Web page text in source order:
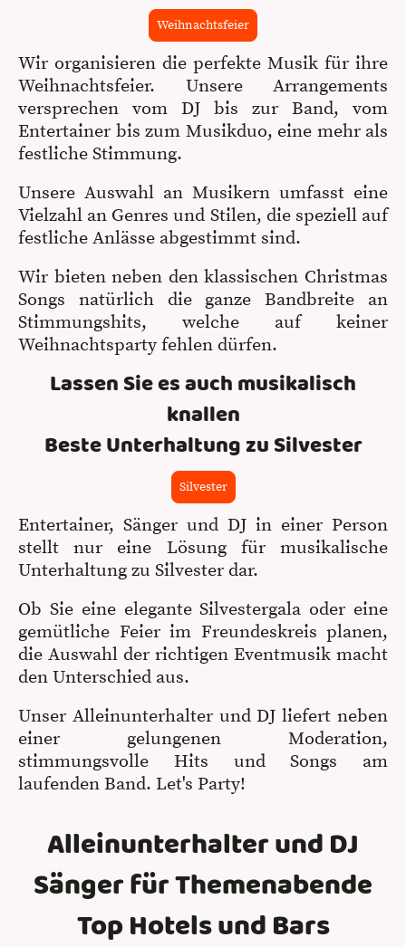
Weihnachtsfeier
Wir organisieren die perfekte Musik für ihre
Weihnachtsfeier. Unsere Arrangements
versprechen vom DJ bis zur Band, vom
Entertainer bis zum Musikduo, eine mehr als
festliche Stimmung.
Unsere Auswahl an Musikern umfasst eine
Vielzahl an Genres und Stilen, die speziell auf
festliche Anlässe abgestimmt sind.
Wir bieten neben den klassischen Christmas
Songs natürlich die ganze Bandbreite an
Stimmungshits, welche auf keiner
Weihnachtsparty fehlen dürfen.
Lassen Sie es auch musikalisch
knallen
Beste Unterhaltung zu Silvester
Silvester
Entertainer, Sänger und DJ in einer Person
stellt nur eine Lösung für musikalische
Unterhaltung zu Silvester dar.
Ob Sie eine elegante Silvestergala oder eine
gemütliche Feier im Freundeskreis planen,
die Auswahl der richtigen Eventmusik macht
den Unterschied aus.
Unser Alleinunterhalter und DJ liefert neben
einer gelungenen Moderation,
stimmungsvolle Hits und Songs am
laufenden Band. Let's Party!
Alleinunterhalter und DJ
Sänger für Themenabende
Top Hotels und Bars